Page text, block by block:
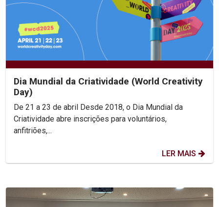
Dia Mundial da Criatividade (World Creativity
Day)
De 21 a 23 de abril Desde 2018, o Dia Mundial da
Criatividade abre inscrições para voluntários,
anfitriões,...
LER MAIS